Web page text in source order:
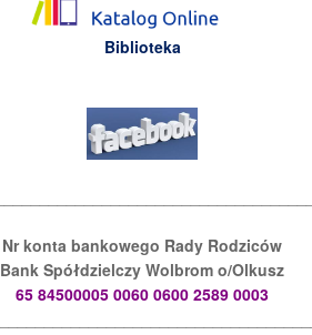
Biblioteka
Nr konta bankowego Rady Rodziców
Bank Spółdzielczy Wolbrom o/Olkusz
65 84500005 0060 0600 2589 0003